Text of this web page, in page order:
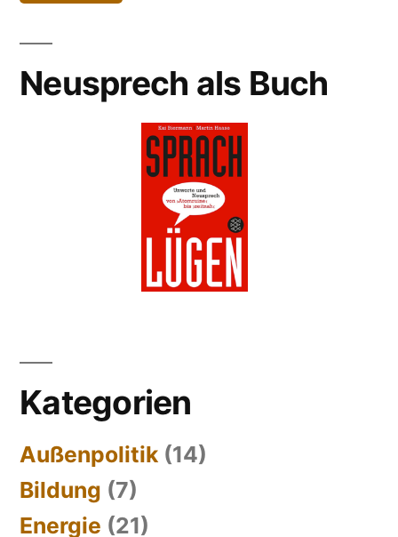
Neusprech als Buch
Kategorien
Außenpolitik (14)
Bildung (7)
Energie (21)